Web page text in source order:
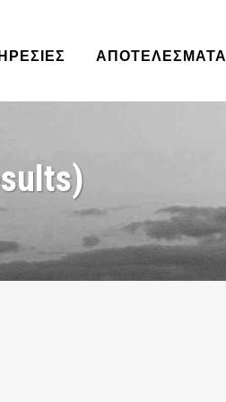
ΑΠΟΤΕΛΈΣΜΑΤΑ